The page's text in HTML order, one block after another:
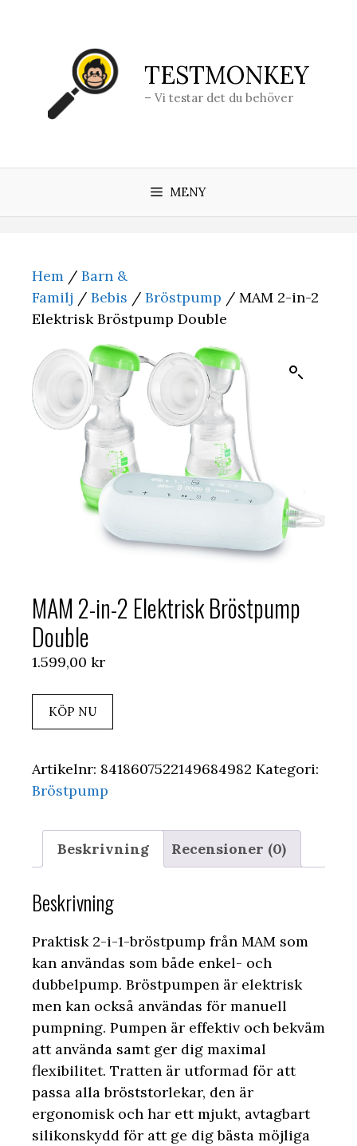
TESTMONKEY
– Vi testar det du behöver
MENY
Hem / Barn &
Familj / Bebis / Bröstpump / MAM 2-in-2
Elektrisk Bröstpump Double
MAM 2-in-2 Elektrisk Bröstpump
Double
1.599,00 kr
KÖP NU
Artikelnr: 8418607522149684982 Kategori:
Bröstpump
Beskrivning Recensioner (0)
Beskrivning
Praktisk 2-i-1-bröstpump från MAM som
kan användas som både enkel- och
dubbelpump. Bröstpumpen är elektrisk
men kan också användas för manuell
pumpning. Pumpen är effektiv och bekväm
att använda samt ger dig maximal
flexibilitet. Tratten är utformad för att
passa alla bröststorlekar, den är
ergonomisk och har ett mjukt, avtagbart
silikonskydd för att ge dig bästa möjliga